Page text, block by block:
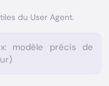
du User Agent.
modèle précis de